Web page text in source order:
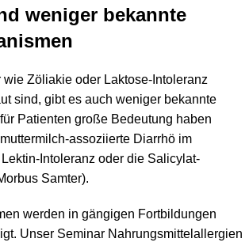
weniger bekannte
Zöliakie oder Laktose-Intoleranz
sind, gibt es auch weniger bekannte
Patienten große Bedeutung haben
assoziierte Diarrhö im
Intoleranz oder die Salicylat-
Samter).
werden in gängigen Fortbildungen
Unser Seminar Nahrungsmittelallergien